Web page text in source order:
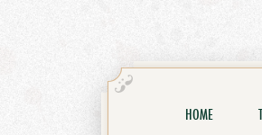
HOME